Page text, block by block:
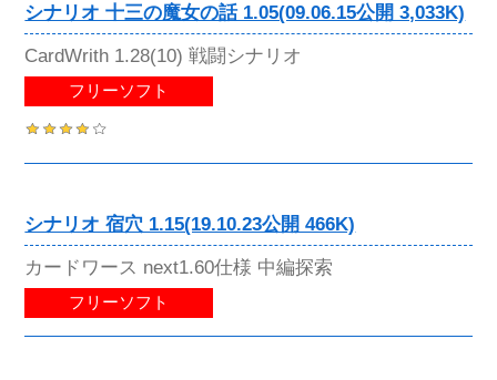
シナリオ 十三の魔女の話 1.05(09.06.15公開 3,033K)
CardWrith 1.28(10) 戦闘シナリオ
フリーソフト
シナリオ 宿穴 1.15(19.10.23公開 466K)
カードワース next1.60仕様 中編探索
フリーソフト